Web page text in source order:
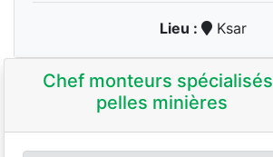
Lieu : Ksar
Chef monteurs
pelles minières